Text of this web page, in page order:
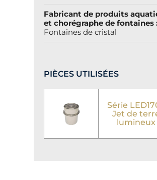
Fabricant de produits
et chorégraphe de fontaines
Fontaines de cristal
PIÈCES UTILISÉES
Série
Jet de
lumineux